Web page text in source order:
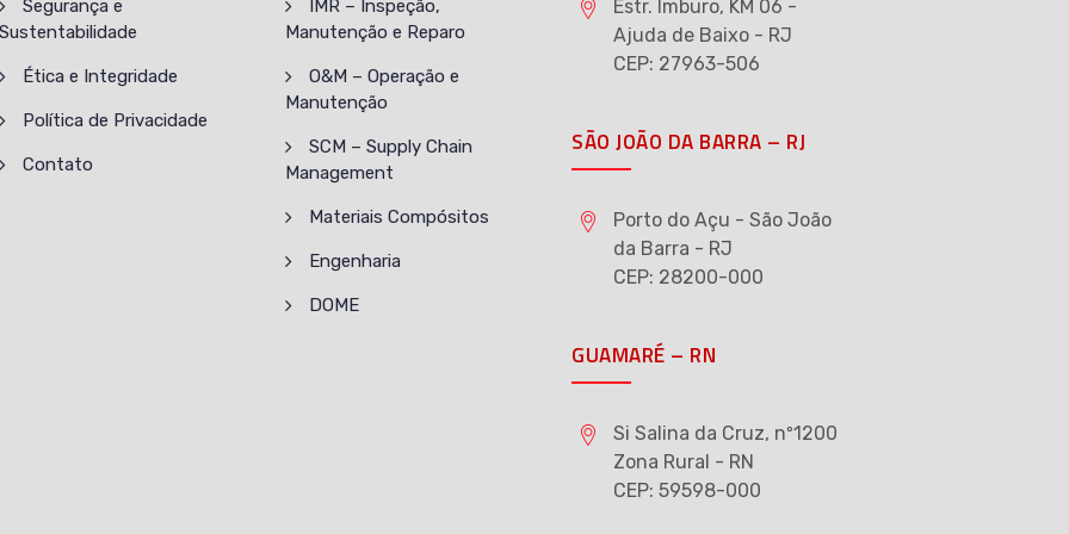
Segurança e
Sustentabilidade
Ética e Integridade
Política de Privacidade
Contato
IMR – Inspeção,
Manutenção e Reparo
O&M – Operação e
Manutenção
SCM – Supply Chain
Management
Materiais Compósitos
Engenharia
DOME
Estr. Imburo, KM 06 -
Ajuda de Baixo - RJ
CEP: 27963-506
SÃO JOÃO DA BARRA – RJ
Porto do Açu - São João
da Barra - RJ
CEP: 28200-000
GUAMARÉ – RN
Si Salina da Cruz, nº1200
Zona Rural - RN
CEP: 59598-000